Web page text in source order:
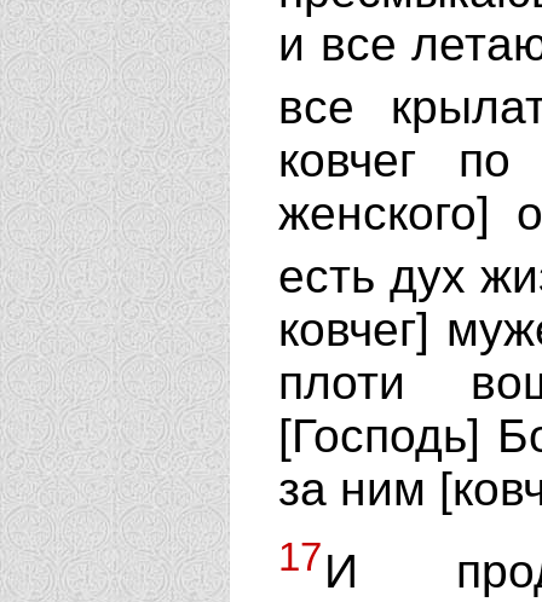
и все
все
ковчег
женского]
есть дух
ковчег]
плоти
[Господь]
за ним
17И